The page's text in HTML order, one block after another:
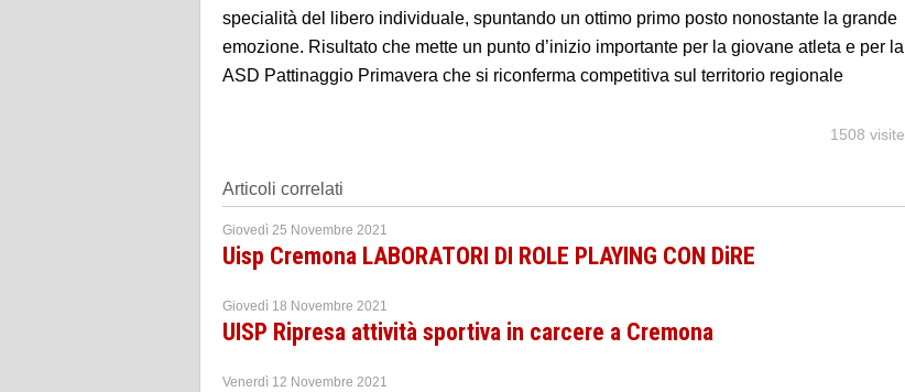
specialità del libero individuale, spuntando un ottimo primo posto nonostante la grande
emozione. Risultato che mette un punto d’inizio importante per la giovane atleta e per la
ASD Pattinaggio Primavera che si riconferma competitiva sul territorio regionale
1508 visite
Articoli correlati
Giovedì 25 Novembre 2021
Uisp Cremona LABORATORI DI ROLE PLAYING CON DiRE
Giovedì 18 Novembre 2021
UISP Ripresa attività sportiva in carcere a Cremona
Venerdì 12 Novembre 2021